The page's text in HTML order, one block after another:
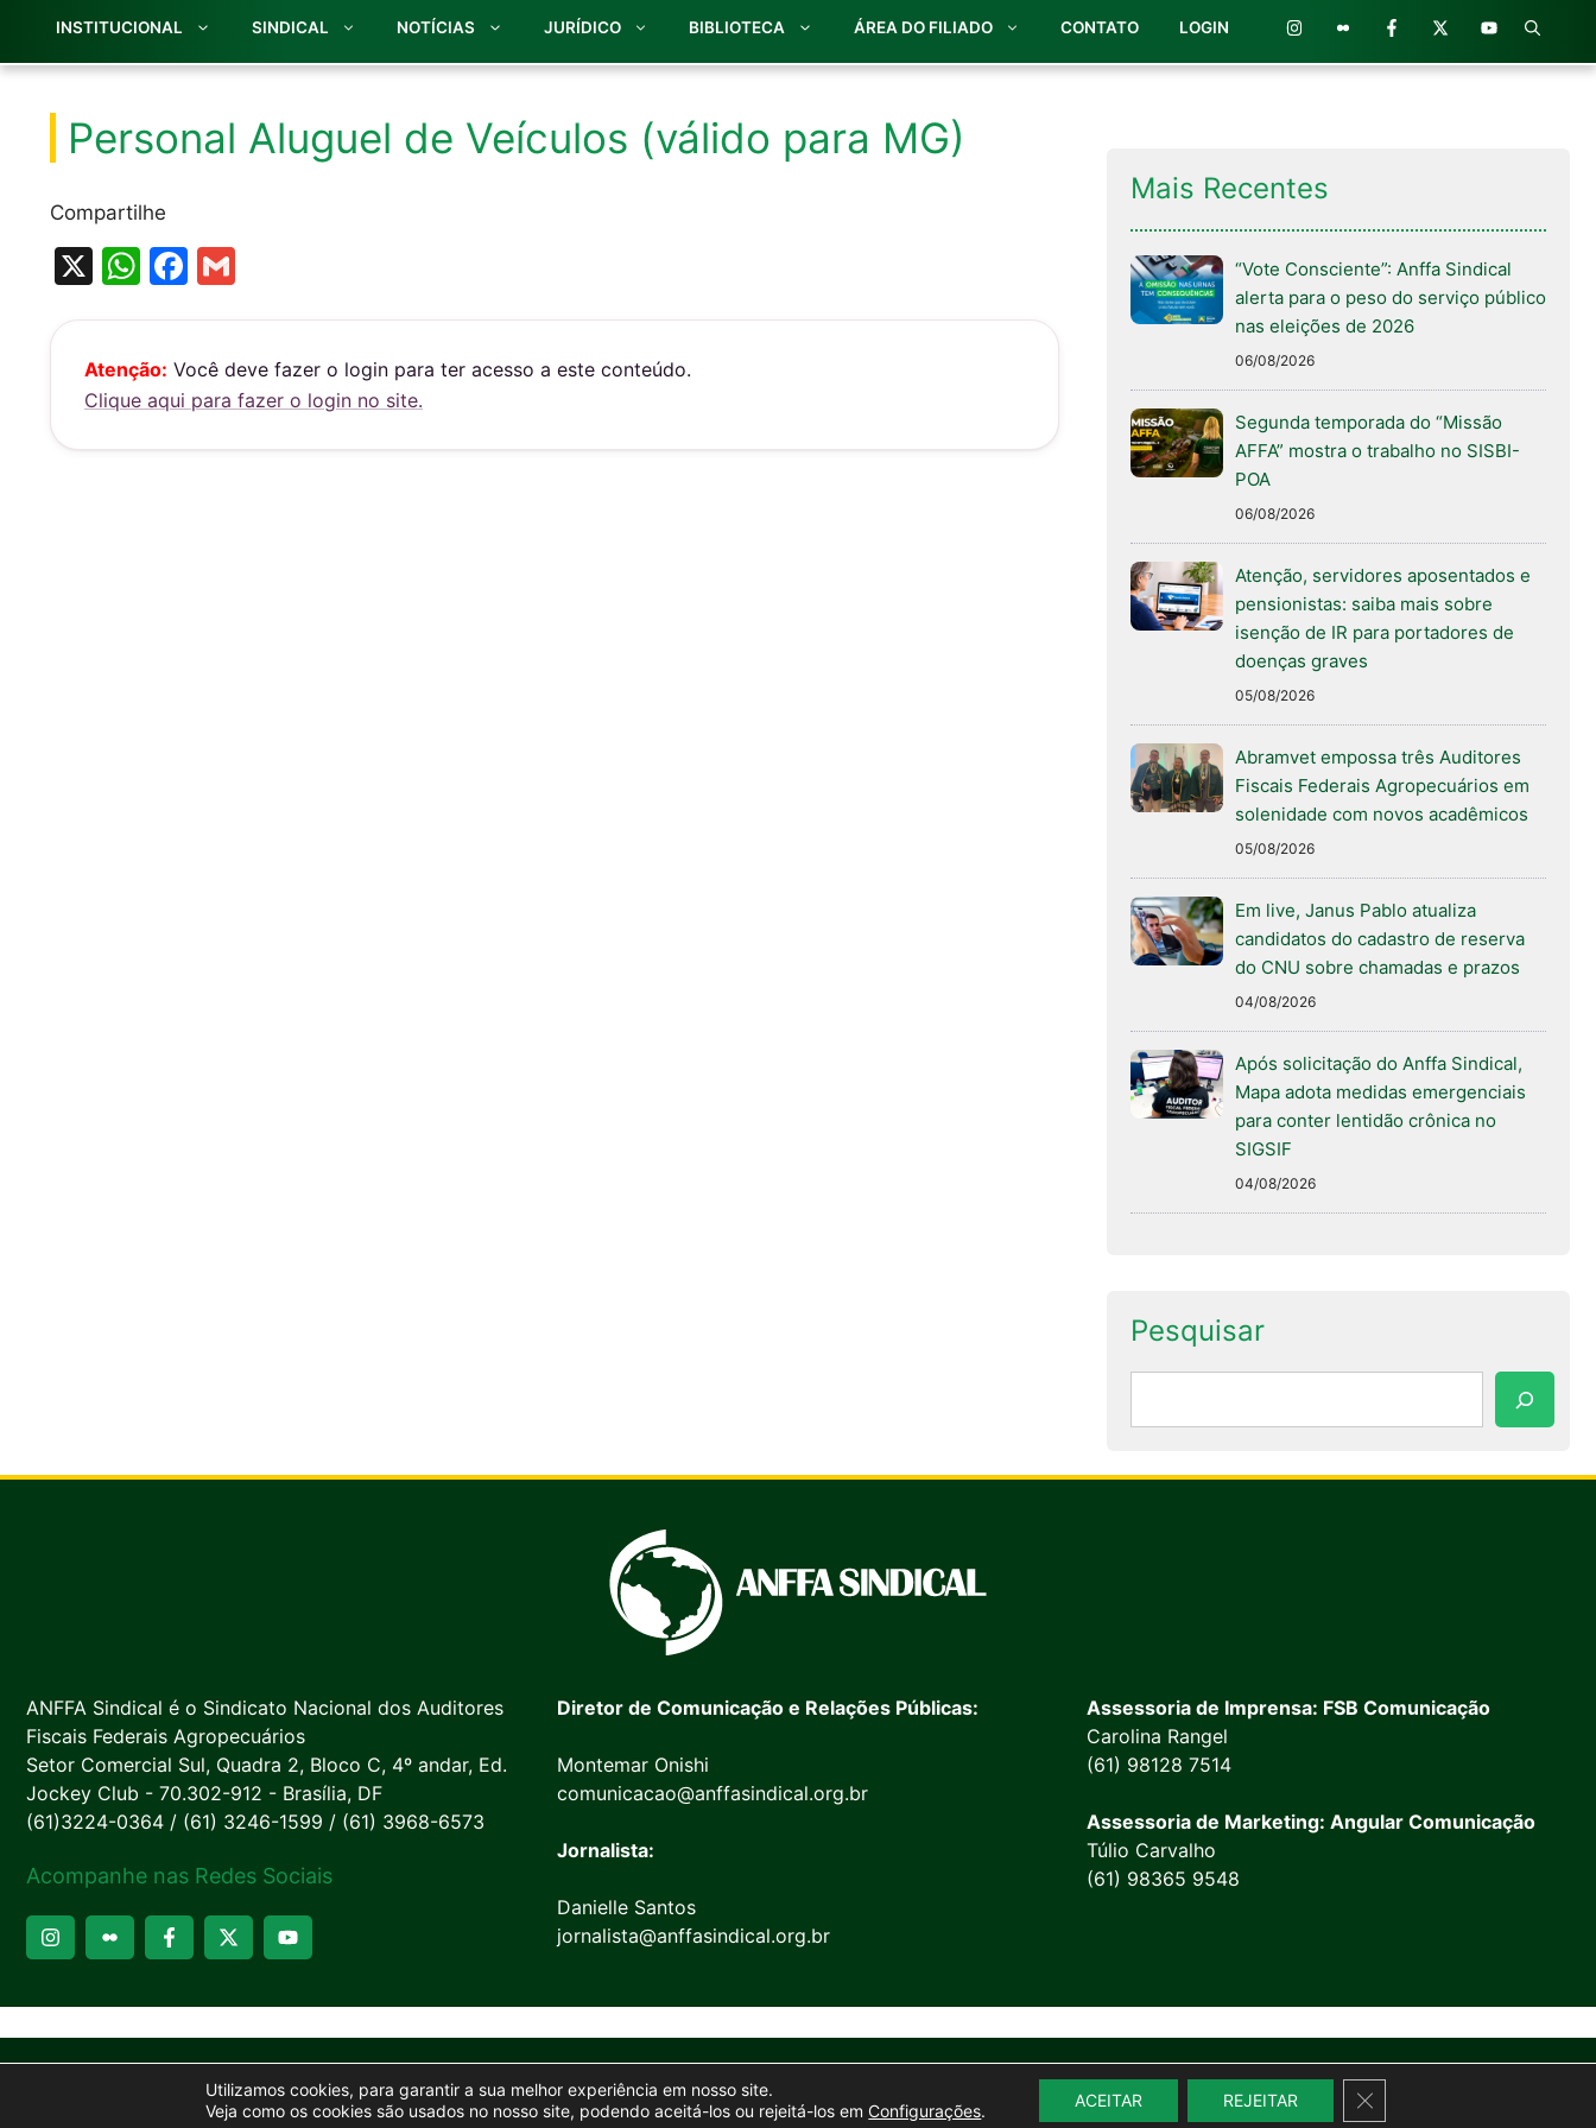
INSTITUCIONAL SINDICAL NOTÍCIAS JURÍDICO BIBLIOTECA ÁREA DO FILIADO CONTATO LOGIN
Personal Aluguel de Veículos (válido para MG)
Compartilhe
X
W
s
A
p
F
e
b
o
l
Atenção: Você deve fazer o login para ter acesso a este conteúdo.
Clique aqui para fazer o login no site.
Mais Recentes
“Vote Consciente”: Anffa Sindical
alerta para o peso do serviço público
nas eleições de 2026
06/08/2026
Segunda temporada do “Missão
AFFA” mostra o trabalho no SISBI-
POA
06/08/2026
Atenção, servidores aposentados e
pensionistas: saiba mais sobre
isenção de IR para portadores de
doenças graves
05/08/2026
Abramvet empossa três Auditores
Fiscais Federais Agropecuários em
solenidade com novos acadêmicos
05/08/2026
Em live, Janus Pablo atualiza
candidatos do cadastro de reserva
do CNU sobre chamadas e prazos
04/08/2026
Após solicitação do Anffa Sindical,
Mapa adota medidas emergenciais
para conter lentidão crônica no
SIGSIF
04/08/2026
Pesquisar
ANFFA Sindical é o Sindicato Nacional dos Auditores
Fiscais Federais Agropecuários
Setor Comercial Sul, Quadra 2, Bloco C, 4º andar, Ed.
Jockey Club - 70.302-912 - Brasília, DF
(61)3224-0364 / (61) 3246-1599 / (61) 3968-6573
Acompanhe nas Redes Sociais
Diretor de Comunicação e Relações Públicas:
Montemar Onishi
comunicacao@anffasindical.org.br
Jornalista:
Danielle Santos
jornalista@anffasindical.org.br
Assessoria de Imprensa: FSB Comunicação
Carolina Rangel
(61) 98128 7514
Assessoria de Marketing: Angular Comunicação
Túlio Carvalho
(61) 98365 9548
Site desenvolvido por Marketing Objetivo
Utilizamos cookies, para garantir a sua melhor experiência em nosso site.
Veja como os cookies são usados no nosso site, podendo aceitá-los ou rejeitá-los em Configurações.
ACEITAR REJEITAR Close GDPR Cookie Banner